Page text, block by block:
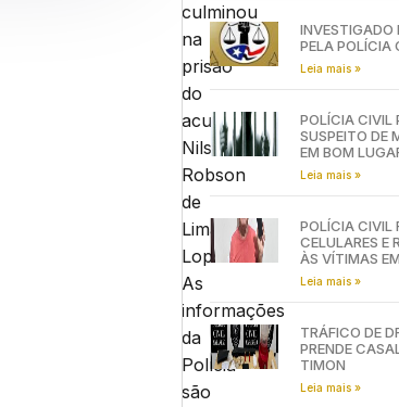
culminou
na
prisão
do
acusado
Nilson
Robson
de
Lima
Lopes.
As
informações
da
Polícia
são
INVESTIGADO
PELA POLÍCIA
Leia mais »
POLÍCIA CIVIL
SUSPEITO DE
EM BOM
Leia mais »
POLÍCIA CIVIL
CELULARES E
ÀS VÍTIMAS
Leia mais »
TRÁFICO DE
PRENDE
TIMON
Leia mais »